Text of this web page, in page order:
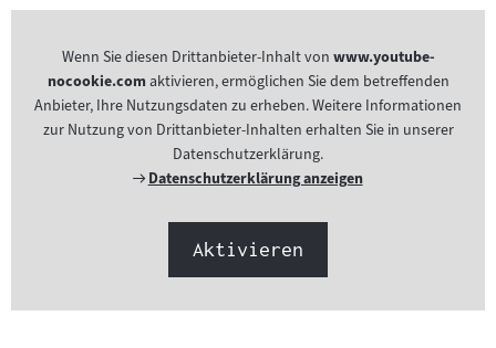
Wenn Sie diesen Drittanbieter-Inhalt von www.youtube-
nocookie.comaktivieren, ermöglichen Sie dem betreffenden
Anbieter, Ihre Nutzungsdaten zu erheben. Weitere Informationen
zur Nutzung von Drittanbieter-Inhalten erhalten Sie in unserer
Datenschutzerklärung.
Externer
Datenschutzerklärung anzeigen
Aktivieren